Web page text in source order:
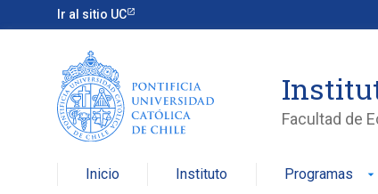
Ir al sitio UC
Facultad de
Inicio Instituto Programas arrow_drop_down